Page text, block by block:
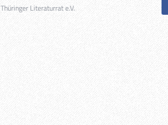
Thüringer Literaturrat e.V.